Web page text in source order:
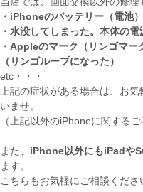
・iPhoneのバッテリー（電池
・水没してしまった。本体の電
・Appleのマーク（リンゴマ
（リンゴループになった）
etc・・・
上記の症状がある場合は、お
いませ。
（上記以外のiPhoneに関する
また、 iPhone以外にもiPadや
ます。
こちらもお気軽にご相談くださ